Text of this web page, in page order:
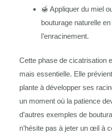
🍯 Appliquer du miel
bouturage naturelle
l’enracinement.
Cette phase de cicatrisation
mais essentielle. Elle
plante à développer ses
un moment où la patience
d’autres exemples de
n’hésite pas à jeter un œil à